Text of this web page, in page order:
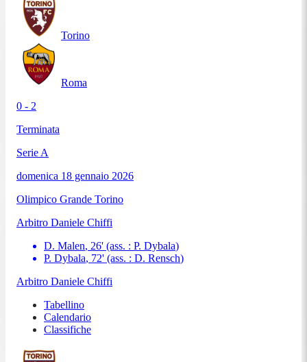
Torino
Roma
0 - 2
Terminata
Serie A
domenica 18 gennaio 2026
Olimpico Grande Torino
Arbitro Daniele Chiffi
D. Malen, 26' (ass. : P. Dybala)
P. Dybala, 72' (ass. : D. Rensch)
Arbitro Daniele Chiffi
Tabellino
Calendario
Classifiche